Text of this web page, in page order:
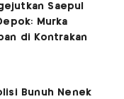
Saepul
Murka
di Kontrakan
Bunuh Nenek